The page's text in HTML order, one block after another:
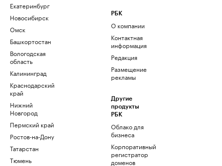
Екатеринбург
Новосибирск
Омск
Башкортостан
Вологодская
область
Калининград
Краснодарский
край
Нижний
Новгород
Пермский край
Ростов-на-Дону
Татарстан
Тюмень
РБК
О компании
Контактная
информация
Редакция
Размещение
рекламы
Другие
продукты
РБК
Облако для
бизнеса
Корпоративный
регистратор
доменов